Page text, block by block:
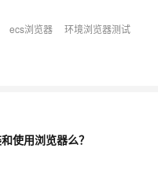
ecs浏览器
环境浏览器测试
使用浏览器么？